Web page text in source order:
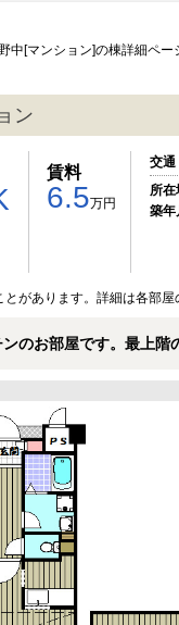
中[マンション]の棟詳細ペー
ン
賃料
6.5万円
交通
所在
築年
があります。詳細は各部屋
のお部屋です。最上階